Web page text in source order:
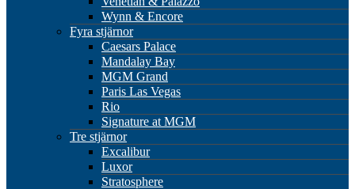
Wynn & Encore
Fyra stjärnor
Caesars Palace
Mandalay Bay
MGM Grand
Paris Las Vegas
Rio
Signature at MGM
Tre stjärnor
Excalibur
Luxor
Stratosphere